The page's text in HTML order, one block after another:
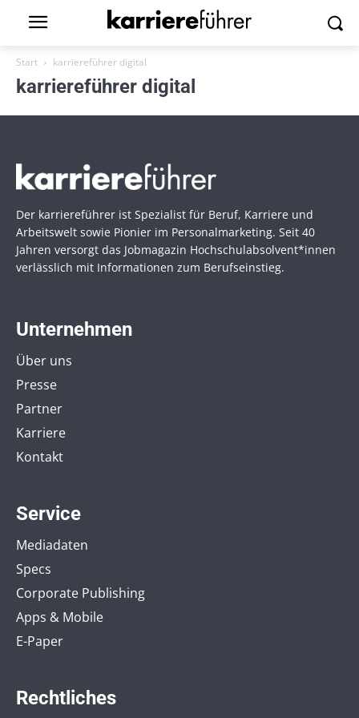
Start karriereführer digital
karriereführer digital
Der karriereführer ist Spezialist für Beruf, Karriere und
Arbeitswelt sowie Pionier im Personal­marketing. Seit 40
Jahren versorgt das Jobmagazin Hochschul­absolvent*innen
verlässlich mit Informationen zum Berufseinstieg.
Unternehmen
Über uns
Presse
Partner
Karriere
Kontakt
Service
Mediadaten
Specs
Corporate Publishing
Apps & Mobile
E-Paper
Rechtliches